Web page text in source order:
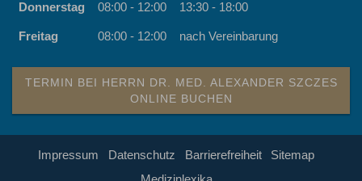
Donnerstag 08:00 - 12:00 13:30 - 18:00
Freitag 08:00 - 12:00 nach Vereinbarung
TERMIN BEI HERRN DR. MED. ALEXANDER SZCZES
ONLINE BUCHEN
Impressum Datenschutz Barrierefreiheit
Sitemap